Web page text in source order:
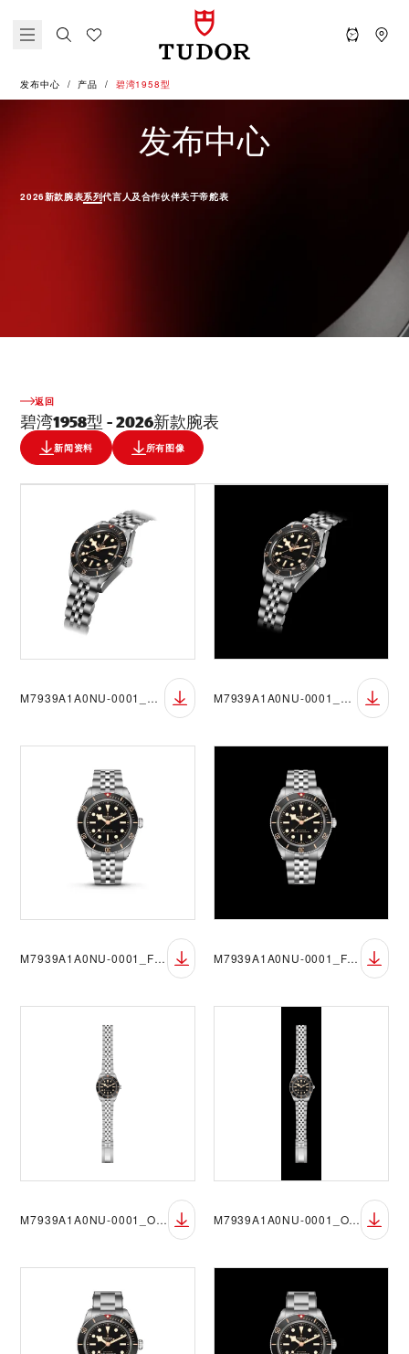
发布中心 产品 碧湾1958型
发布中心产品 - 碧
2026新款腕表系列代言人及合作伙伴关于帝舵表
返回
碧湾1958型 - 2026新款腕表
新闻资料 所有图像
M7939A1A0NU-0001_DET_BGW M7939A1A0NU-0001_DET_BGB
M7939A1A0NU-0001_FF_sRGB_BGW M7939A1A0NU-0001_FF_sRGB_BGB
M7939A1A0NU-0001_OF_sRGB_BGW M7939A1A0NU-0001_OF_sRGB_BGB